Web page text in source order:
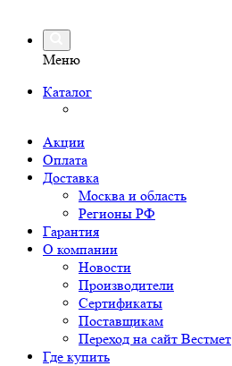
Меню
Каталог
Акции
Оплата
Доставка
Москва и область
Регионы РФ
Гарантия
О компании
Новости
Производители
Сертификаты
Поставщикам
Переход на сайт Вестмет
Где купить